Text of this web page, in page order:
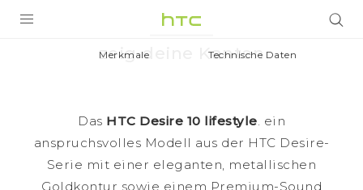
HTC
Desire 10
G REIGNS
SMARTPHONES
ZUBEHÖR
Technische Daten
Merkmale
zeig deine Kanten
Das HTC Desire 10 lifestyle. ein
anspruchsvolles Modell aus der HTC Desire-
Serie mit einer eleganten, metallischen
Goldkontur sowie einem Premium-Sound